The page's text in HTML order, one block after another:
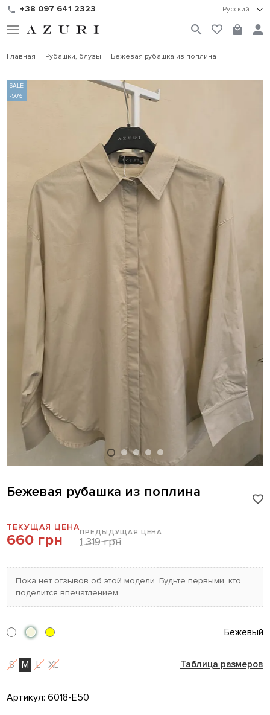
+38 097 641 2323 Русский
Главная Рубашки, блузы Бежевая рубашка из поплина
Бежевая рубашка из поплина
ТЕКУЩАЯ ЦЕНА
660 грн ПРЕДЫДУЩАЯ ЦЕНА
1 319 грн
Пока нет отзывов об этой модели. Будьте первыми, кто
поделится впечатлением.
Бежевый
S M L XL Таблица размеров
Артикул:6018-E50